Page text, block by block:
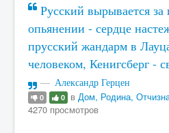
Русский вырывается
опьянении - сердце
прусский жандарм в
человеком, Кенигсберг -
Александр Герцен
0 0 в Дом, Родина,
4270 просмотров